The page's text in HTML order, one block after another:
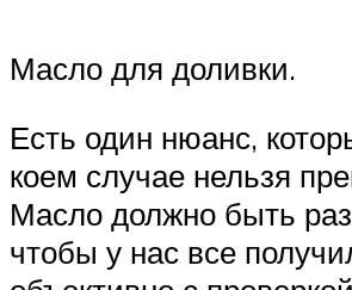
Масло для доливки.
Есть один нюанс,
коем случае нельзя
Масло должно быть
чтобы у нас все